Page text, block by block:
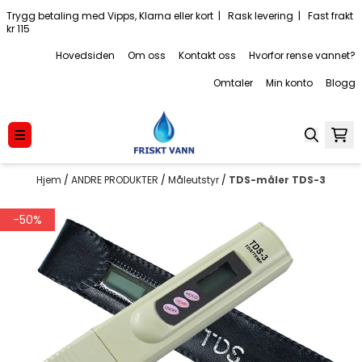
Hopp til innhold
Trygg betaling med Vipps, Klarna eller kort | Rask levering | Fast frakt
kr 115
Hovedsiden
Om oss Kontakt oss
Hvorfor rense vannet?
Omtaler
Min konto Blogg
Hjem / ANDRE PRODUKTER / Måleutstyr / TDS-måler TDS-3
-50%